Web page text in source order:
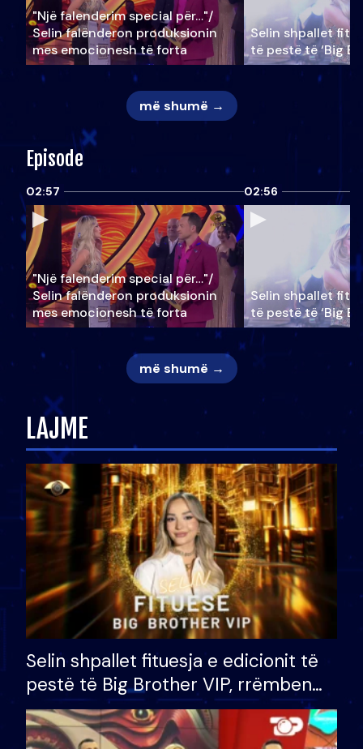
"Një falenderim special për…"/
Selin falënderon produksionin
mes emocionesh të forta
Selin shpallet
të pestë të ‘Big
më shumë →
Episode
02:57
"Një falenderim special për…"/
Selin falënderon produksionin
mes emocionesh të forta
02:56
Selin shpallet
të pestë të ‘Big
më shumë →
LAJME
Selin shpallet fituesja e edicionit të
pestë të Big Brother VIP, rrëmben
çmimin e madh prej 100 mijë eurosh